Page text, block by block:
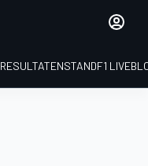
RESULTATENSTANDF1